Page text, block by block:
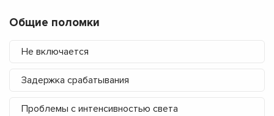
Общие поломки
Не включается
Задержка срабатывания
Проблемы с интенсивностью света